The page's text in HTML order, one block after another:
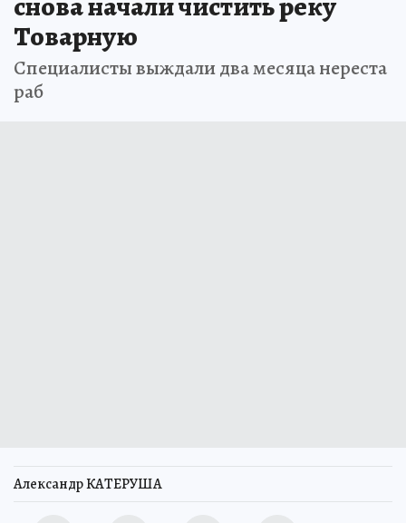
Товарную
Специалисты выждали два месяца нереста
раб
Александр КАТЕРУША